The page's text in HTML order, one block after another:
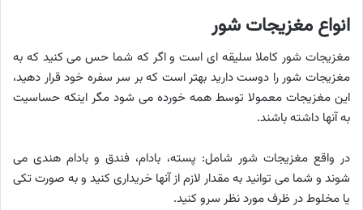
انواع مغزیجات شور
مغزیجات شور کاملا سلیقه ای است و اگر که شما حس می کنید که به
مغزیجات شور را دوست دارید بهتر است که بر سر سفره خود قرار دهید،
این مغزیجات معمولا توسط همه خورده می شود مگر اینکه حساسیت
به آنها داشته باشند.
در واقع مغزیجات شور شامل: پسته، بادام، فندق و بادام هندی می
شوند و شما می توانید به مقدار لازم از آنها خریداری کنید و به صورت تکی
یا مخلوط در ظرف مورد نظر سرو کنید.